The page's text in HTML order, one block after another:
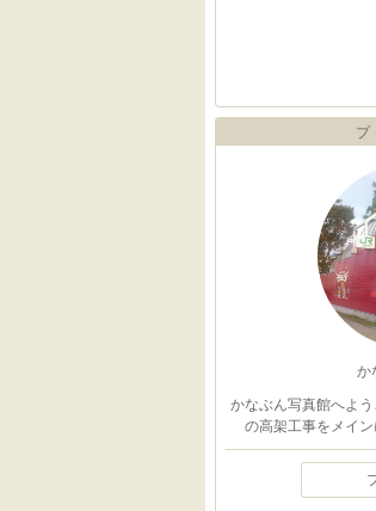
か
かなぶん写真館へよ
の高架工事をメイン